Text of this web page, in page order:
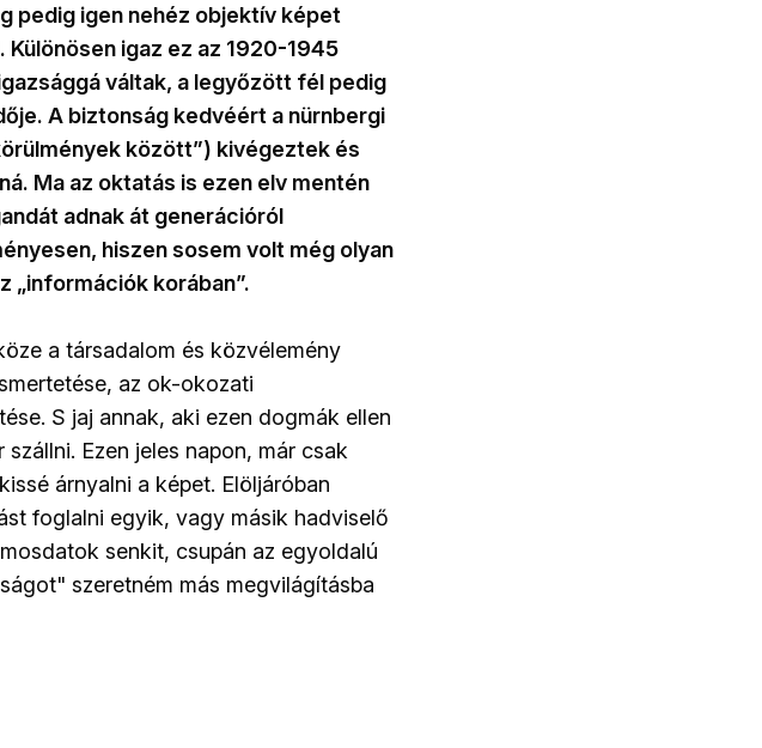
pedig igen nehéz objektív képet
igaz ez az 1920-1945
váltak, a legyőzött fél pedig
A biztonság kedvéért a nürnbergi
között”) kivégeztek és
Ma az oktatás is ezen elv mentén
adnak át generációról
hiszen sosem volt még olyan
„információk korában”.
a társadalom és közvélemény
az ok-okozati
S jaj annak, aki ezen dogmák ellen
Ezen jeles napon, már csak
árnyalni a képet. Elöljáróban
foglalni egyik, vagy másik hadviselő
senkit, csupán az egyoldalú
szeretném más megvilágításba